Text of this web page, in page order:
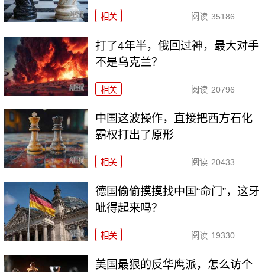
相关 阅读 35186
打了4年半，俄回过神，最大对手
不是乌克兰？
相关 阅读 20796
中国这波操作，直接把西方石化
霸权打出了原形
相关 阅读 20433
德国偷偷摸摸找中国“命门”，这牙
呲得起来吗？
相关 阅读 19330
美国最狠的反华鹰派，怎么访个